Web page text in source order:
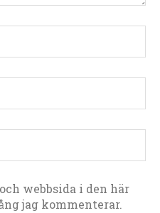
webbsida i den här
jag kommenterar.